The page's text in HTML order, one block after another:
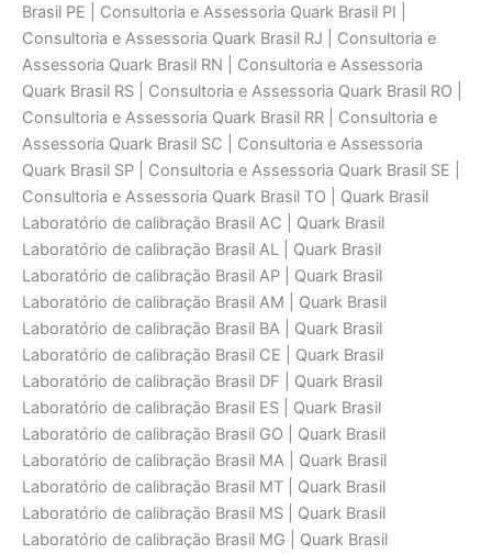
Brasil PE | Consultoria e Assessoria Quark Brasil PI |
Consultoria e Assessoria Quark Brasil RJ | Consultoria e
Assessoria Quark Brasil RN | Consultoria e Assessoria
Quark Brasil RS | Consultoria e Assessoria Quark Brasil RO |
Consultoria e Assessoria Quark Brasil RR | Consultoria e
Assessoria Quark Brasil SC | Consultoria e Assessoria
Quark Brasil SP | Consultoria e Assessoria Quark Brasil SE |
Consultoria e Assessoria Quark Brasil TO | Quark Brasil
Laboratório de calibraçāo Brasil AC | Quark Brasil
Laboratório de calibraçāo Brasil AL | Quark Brasil
Laboratório de calibraçāo Brasil AP | Quark Brasil
Laboratório de calibraçāo Brasil AM | Quark Brasil
Laboratório de calibraçāo Brasil BA | Quark Brasil
Laboratório de calibraçāo Brasil CE | Quark Brasil
Laboratório de calibraçāo Brasil DF | Quark Brasil
Laboratório de calibraçāo Brasil ES | Quark Brasil
Laboratório de calibraçāo Brasil GO | Quark Brasil
Laboratório de calibraçāo Brasil MA | Quark Brasil
Laboratório de calibraçāo Brasil MT | Quark Brasil
Laboratório de calibraçāo Brasil MS | Quark Brasil
Laboratório de calibraçāo Brasil MG | Quark Brasil